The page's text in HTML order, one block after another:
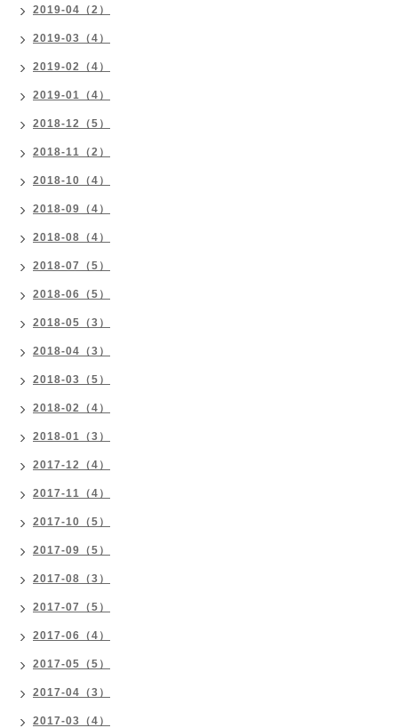
2019-04（2）
2019-03（4）
2019-02（4）
2019-01（4）
2018-12（5）
2018-11（2）
2018-10（4）
2018-09（4）
2018-08（4）
2018-07（5）
2018-06（5）
2018-05（3）
2018-04（3）
2018-03（5）
2018-02（4）
2018-01（3）
2017-12（4）
2017-11（4）
2017-10（5）
2017-09（5）
2017-08（3）
2017-07（5）
2017-06（4）
2017-05（5）
2017-04（3）
2017-03（4）